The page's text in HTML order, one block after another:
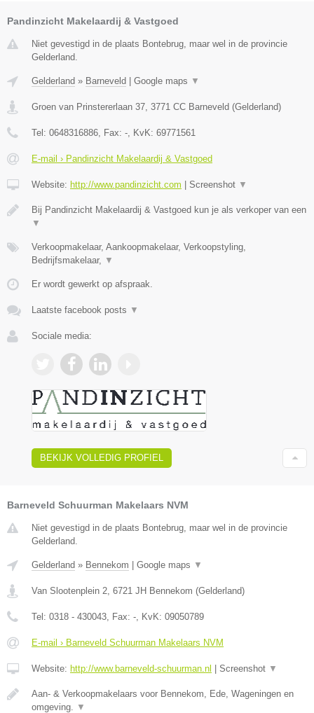
Pandinzicht Makelaardij & Vastgoed
Niet gevestigd in de plaats Bontebrug, maar wel in de provincie
Gelderland.
Gelderland » Barneveld Google maps ▼
Groen van Prinstererlaan 37, 3771 CC Barneveld (Gelderland)
Tel: 0648316886, Fax: -, KvK: 69771561
E-mail › Pandinzicht Makelaardij & Vastgoed
Website: http://www.pandinzicht.com Screenshot ▼
Bij Pandinzicht Makelaardij & Vastgoed kun je als verkoper van een
▼
Verkoopmakelaar, Aankoopmakelaar, Verkoopstyling,
Bedrijfsmakelaar, ▼
Er wordt gewerkt op afspraak.
Laatste facebook posts ▼
Sociale media:
BEKIJK VOLLEDIG PROFIEL
Barneveld Schuurman Makelaars NVM
Niet gevestigd in de plaats Bontebrug, maar wel in de provincie
Gelderland.
Gelderland » Bennekom | Google maps ▼
Van Slootenplein 2 6721 JH Bennekom (Gelderland)
Tel: 0318 - 430043 , Fax: - , KvK: 09050789
E-mail › Barneveld Schuurman Makelaars NVM
Website: http://www.barneveld-schuurman.nl | Screenshot ▼
Aan- & Verkoopmakelaars voor Bennekom, Ede, Wageningen en
omgeving.
▼